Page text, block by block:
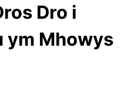
Dro i
ym Mhowys